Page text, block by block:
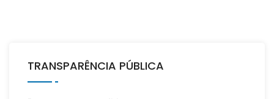
TRANSPARÊNCIA PÚBLICA